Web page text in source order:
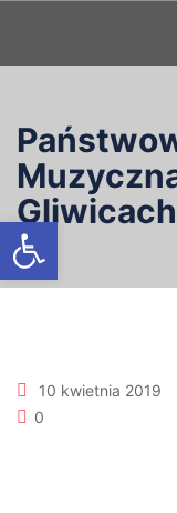
Otwórz
Gliwicach
10 kwietnia 2019
0